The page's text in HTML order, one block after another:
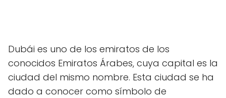
Dubái es uno de los emiratos de los
conocidos Emiratos Árabes, cuya capital es la
ciudad del mismo nombre. Esta ciudad se ha
dado a conocer como símbolo de